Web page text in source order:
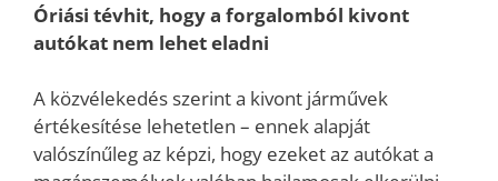
Óriási tévhit, hogy a forgalomból kivont
autókat nem lehet eladni
A közvélekedés szerint a kivont járművek
értékesítése lehetetlen – ennek alapját
valószínűleg az képzi, hogy ezeket az autókat a